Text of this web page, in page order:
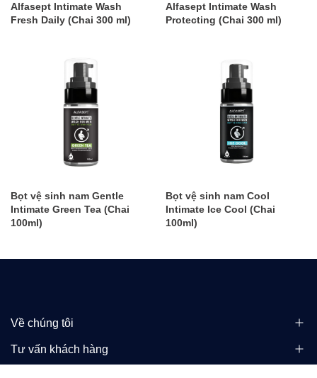
Alfasept Intimate Wash
Fresh Daily (Chai 300 ml)
Alfasept Intimate Wash
Protecting (Chai 300 ml)
Bọt vệ sinh nam Gentle
Intimate Green Tea (Chai
100ml)
Bọt vệ sinh nam Cool
Intimate Ice Cool (Chai
100ml)
Về chúng tôi
Tư vấn khách hàng